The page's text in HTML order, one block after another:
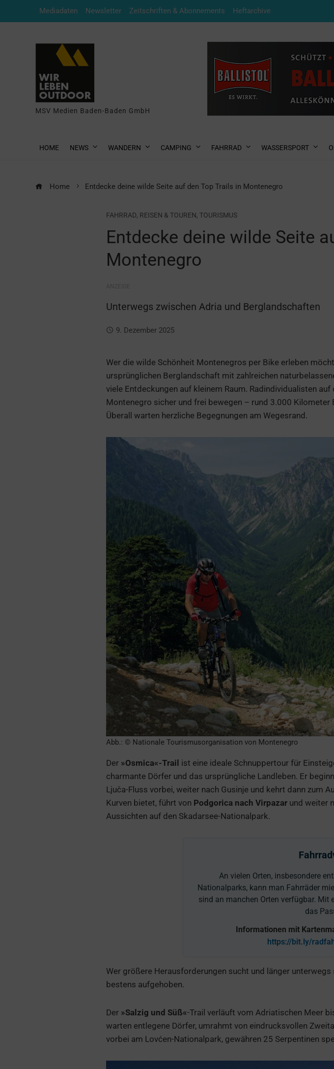
Mediadaten Newsletter Zeitschriften & Abonnements Heftarchive
MSV Medien Baden-Baden GmbH
HOME NEWS WANDERN CAMPING FAHRRAD WASSERSPORT
Home Entdecke deine wilde Seite auf den Top Trails in Montenegro
FAHRRAD, REISEN & TOUREN, TOURISMUS
Entdecke deine wilde Seite
Montenegro
Unterwegs zwischen Adria und Berglandschaften
9. Dezember 2025
Wer die wilde Schönheit Montenegros per Bike erleben
ursprünglichen Berglandschaft mit zahlreichen
viele Entdeckungen auf kleinem Raum. Radindividualisten
Montenegro sicher und frei bewegen – rund 3.000 Kilometer
Überall warten herzliche Begegnungen am Wegesrand.
Abb.: © Nationale Tourismusorganisation von Montenegro
Der »Osmica«-Trail ist eine ideale Schnuppertour für
charmante Dörfer und das ursprüngliche Landleben. Er
Ljuča-Fluss vorbei, weiter nach Gusinje und kehrt dann zum
Kurven bietet, führt von Podgorica nach Virpazar und weiter
Aussichten auf den Skadarsee-Nationalpark.
An vielen Orten, insbesondere
Nationalparks, kann man Fahrräder
sind an manchen Orten verfügbar. Mit
das
Informationen mit
https://bit.ly/
Wer größere Herausforderungen sucht und länger
bestens aufgehoben.
Der »Salzig und Süß«-Trail verläuft vom Adriatischen Meer
warten entlegene Dörfer, umrahmt von eindrucksvollen
vorbei am Lovćen-Nationalpark, gewähren 25 Serpentinen